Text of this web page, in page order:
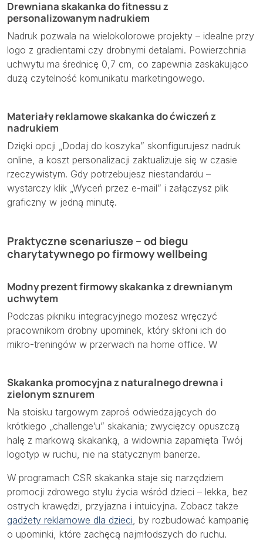
Drewniana skakanka do fitnessu z
personalizowanym nadrukiem
Nadruk pozwala na wielokolorowe projekty – idealne przy
logo z gradientami czy drobnymi detalami. Powierzchnia
uchwytu ma średnicę 0,7 cm, co zapewnia zaskakująco
dużą czytelność komunikatu marketingowego.
Materiały reklamowe skakanka do ćwiczeń z
nadrukiem
Dzięki opcji „Dodaj do koszyka” skonfigurujesz nadruk
online, a koszt personalizacji zaktualizuje się w czasie
rzeczywistym. Gdy potrzebujesz niestandardu –
wystarczy klik „Wyceń przez e-mail” i załączysz plik
graficzny w jedną minutę.
Praktyczne scenariusze – od biegu
charytatywnego po firmowy wellbeing
Modny prezent firmowy skakanka z drewnianym
uchwytem
Podczas pikniku integracyjnego możesz wręczyć
pracownikom drobny upominek, który skłoni ich do
mikro-treningów w przerwach na home office. W
Skakanka promocyjna z naturalnego drewna i
zielonym sznurem
Na stoisku targowym zaproś odwiedzających do
krótkiego „challenge’u” skakania; zwycięzcy opuszczą
halę z markową skakanką, a widownia zapamięta Twój
logotyp w ruchu, nie na statycznym banerze.
W programach CSR skakanka staje się narzędziem
promocji zdrowego stylu życia wśród dzieci – lekka, bez
ostrych krawędzi, przyjazna i intuicyjna. Zobacz także
gadżety reklamowe dla dzieci, by rozbudować kampanię
o upominki, które zachęcą najmłodszych do ruchu.